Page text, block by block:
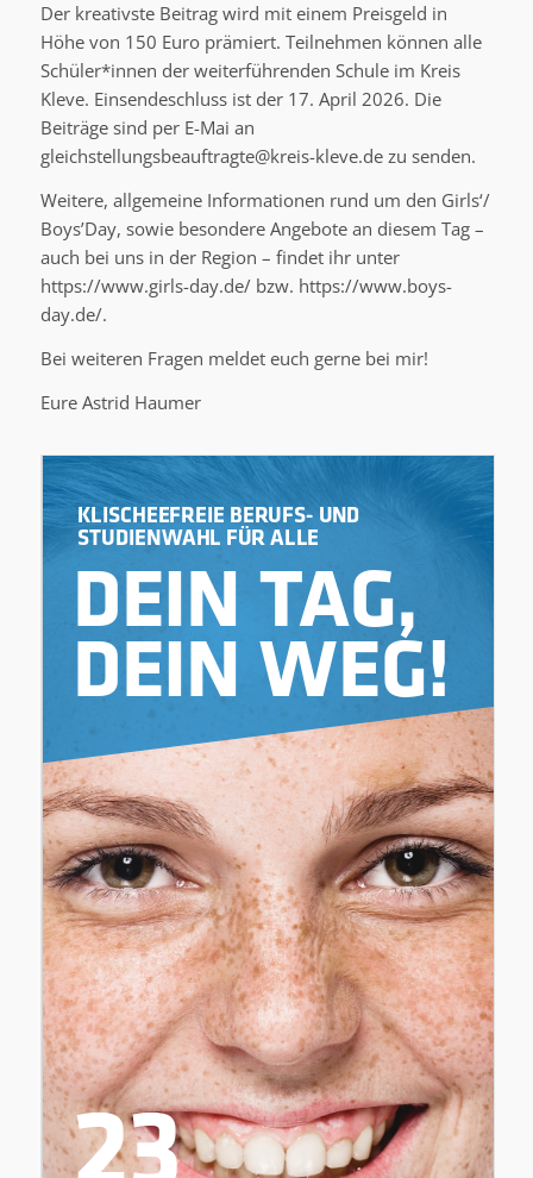
Der kreativste Beitrag wird mit einem Preisgeld in
Höhe von 150 Euro prämiert. Teilnehmen können alle
Schüler*innen der weiterführenden Schule im Kreis
Kleve. Einsendeschluss ist der 17. April 2026. Die
Beiträge sind per E-Mai an
gleichstellungsbeauftragte@kreis-kleve.de zu senden.
Weitere, allgemeine Informationen rund um den Girls‘/
Boys’Day, sowie besondere Angebote an diesem Tag –
auch bei uns in der Region – findet ihr unter
https://www.girls-day.de/ bzw. https://www.boys-
day.de/.
Bei weiteren Fragen meldet euch gerne bei mir!
Eure Astrid Haumer